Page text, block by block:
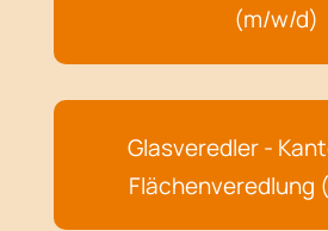
(m/w/d)
Glasveredler -
Flächenveredlung